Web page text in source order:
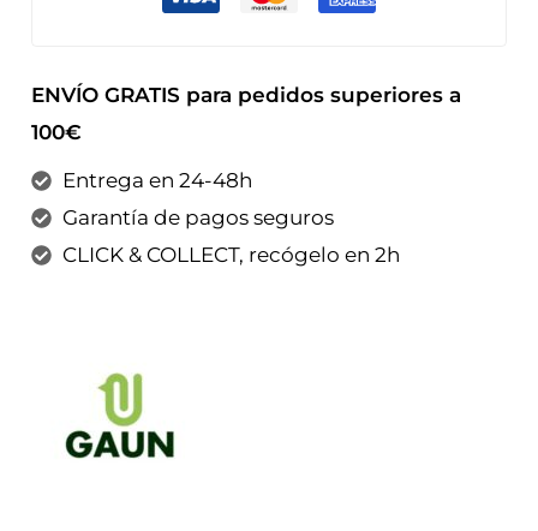
ENVÍO GRATIS para pedidos superiores a
100€
Entrega en 24-48h
Garantía de pagos seguros
CLICK & COLLECT, recógelo en 2h